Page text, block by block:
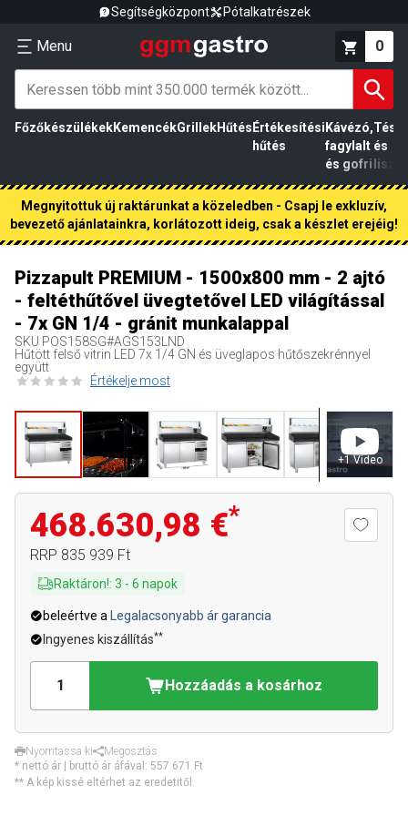
Segítségközpont Pótalkatrészek
Menu 0
FőzőkészülékekKemencékGrillekHűtés Értékesítési
hűtés
Kávézó,
fagylalt
és gofri
és
liszt
Megnyitottuk új raktárunkat a közeledben - Csapj le exkluzív,
bevezető ajánlatainkra, korlátozott ideig, csak a készlet erejéig!
Pizzapult PREMIUM - 1500x800 mm - 2 ajtó
- feltéthűtővel üvegtetővel LED világítással
- 7x GN 1/4 - gránit munkalappal
SKU POS158SG#AGS153LND
Hűtött felső vitrin LED 7x 1/4 GN és üveglapos hűtőszekrénnyel
együtt
Értékelje most
+1 Video
468.630,98 €*
RRP 835 939 Ft
Raktáron!: 3 - 6 napok
beleértve a
Legalacsonyabb ár garancia
Ingyenes kiszállítás**
Hozzáadás a kosárhoz
Nyomtassa ki
Megosztás
* nettó ár | bruttó ár áfával: 557 671 Ft
** A kép kissé eltérhet az eredetitől.